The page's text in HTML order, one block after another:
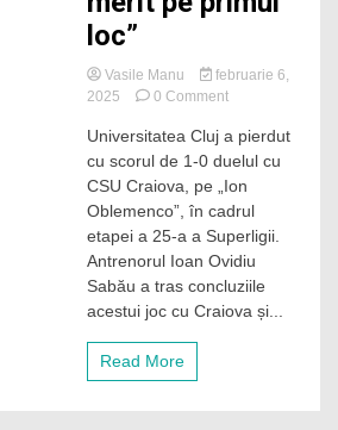
loc”
Vasile Manu
februarie 6,
2025
0 Commenton
după
eșecul
de
la
„Am
arătat
că
această
Universitatea Cluj a pierdut
cu scorul de 1-0 duelul cu
CSU Craiova, pe „Ion
Oblemenco”, în cadrul
etapei a 25-a a Superligii.
Antrenorul Ioan Ovidiu
Sabău a tras concluziile
acestui joc cu Craiova și...
Read More